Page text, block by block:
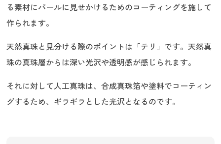
る素材にパールに見せかけるためのコーティングを施して
作られます。
天然真珠と見分ける際のポイントは「テリ」です。天然真
珠の真珠層からは深い光沢や透明感が感じられます。
それに対して人工真珠は、合成真珠箔や塗料でコーティン
グするため、ギラギラとした光沢となるのです。